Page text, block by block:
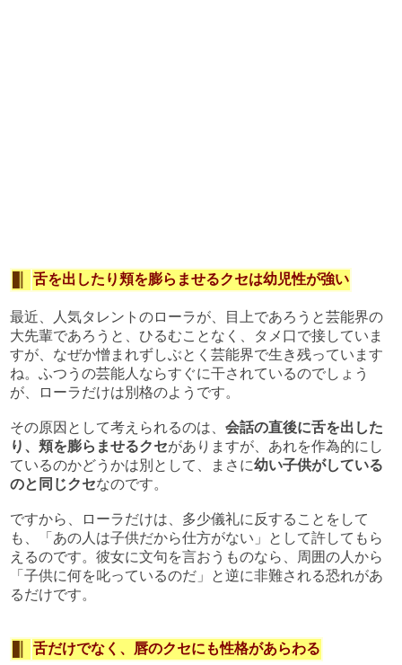
舌を出したり頬を膨らませるクセは幼児性が強い
最近、人気タレントのローラが、目上であろうと芸能界の
大先輩であろうと、ひるむことなく、タメ口で接していま
すが、なぜか憎まれずしぶとく芸能界で生き残っています
ね。ふつうの芸能人ならすぐに干されているのでしょう
が、ローラだけは別格のようです。
その原因として考えられるのは、 会話の直後に舌を出した
り、頬を膨らませるクセがありますが、あれを作為的にし
ているのかどうかは別として、まさに幼い子供がしている
のと同じクセなのです。
ですから、ローラだけは、多少儀礼に反することをして
も、「あの人は子供だから仕方がない」として許してもら
えるのです。彼女に文句を言おうものなら、周囲の人から
「子供に何を叱っているのだ」と逆に非難される恐れがあ
るだけです。
舌だけでなく、唇のクセにも性格があらわる